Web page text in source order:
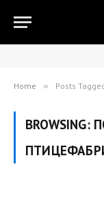
Home » Posts
BROWSING: